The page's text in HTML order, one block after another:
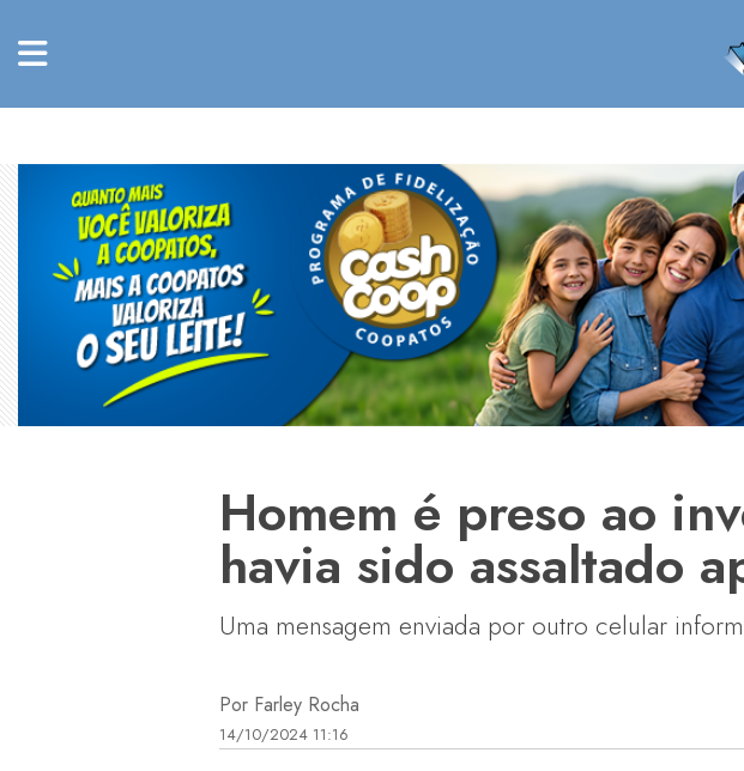
Homem é preso ao
havia sido assaltado
Uma mensagem enviada por outro celular
Por Farley Rocha
14/10/2024 11:16